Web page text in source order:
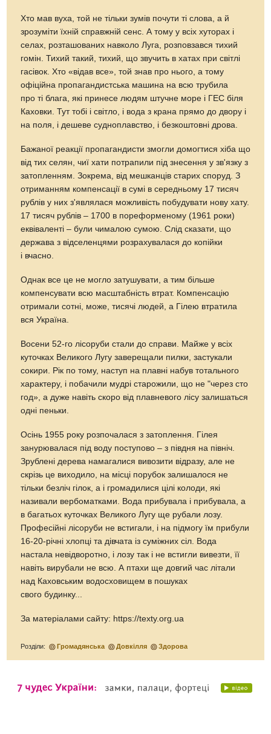
Хто мав вуха, той не тільки зумів почути ті слова, а й
зрозуміти їхній справжній сенс. А тому у всіх хуторах і
селах, розташованих навколо Луга, розповзався тихий
гомін. Тихий такий, тихий, що звучить в хатах при світлі
гасівок. Хто «відав все», той знав про нього, а тому
офіційна пропагандистська машина на всю трубила
про ті блага, які принесе людям штучне море і ГЕС біля
Каховки. Тут тобі і світло, і вода з крана прямо до двору і
на поля, і дешеве судноплавство, і безкоштовні дрова.
Бажаної реакції пропагандисти змогли домогтися хіба що
від тих селян, чиї хати потрапили під знесення у зв'язку з
затопленням. Зокрема, від мешканців старих споруд. З
отриманням компенсації в сумі в середньому 17 тисяч
рублів у них з'являлася можливість побудувати нову хату.
17 тисяч рублів – 1700 в пореформеному (1961 роки)
еквіваленті – були чималою сумою. Слід сказати, що
держава з відселенцями розрахувалася до копійки
і вчасно.
Однак все це не могло затушувати, а тим більше
компенсувати всю масштабність втрат. Компенсацію
отримали сотні, може, тисячі людей, а Гілею втратила
вся Україна.
Восени 52-го лісоруби стали до справи. Майже у всіх
куточках Великого Лугу заверещали пилки, застукали
сокири. Рік по тому, наступ на плавні набув тотального
характеру, і побачили мудрі старожили, що не "через сто
год», а дуже навіть скоро від плавневого лісу залишаться
одні пеньки.
Осінь 1955 року розпочалася з затоплення. Гілея
занурювалася під воду поступово – з півдня на північ.
Зрублені дерева намагалися вивозити відразу, але не
скрізь це виходило, на місці порубок залишалося не
тільки безліч гілок, а і громадилися цілі колоди, які
називали вербоматками. Вода прибувала і прибувала, а
в багатьох куточках Великого Лугу ще рубали лозу.
Професійні лісоруби не встигали, і на підмогу їм прибули
16-20-річні хлопці та дівчата із суміжних сіл. Вода
настала невідворотно, і лозу так і не встигли вивезти, її
навіть вирубали не всю. А птахи ще довгий час літали
над Каховським водосховищем в пошуках
свого будинку...
За матеріалами сайту: https://texty.org.ua
Розділи: Громадянська Довкілля Здорова